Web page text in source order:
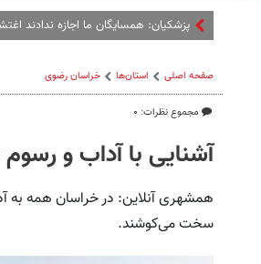
پزشکیان: همسایگان ما اجازه ندادند
صفحه اصلی استان‌ها خراسان رضوی
مجموع نظرات: ۰
آشنایی با آداب و رسوم
همشهری آنلاین: در خراسان همه به
سخت می‌کوشند.